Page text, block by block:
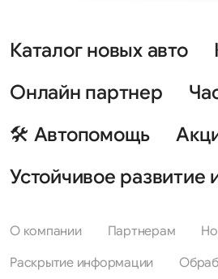
Каталог новых авто
Онлайн партнер
🛠 Автопомощь
Устойчивое развитие
О компании Партнерам
Раскрытие информации